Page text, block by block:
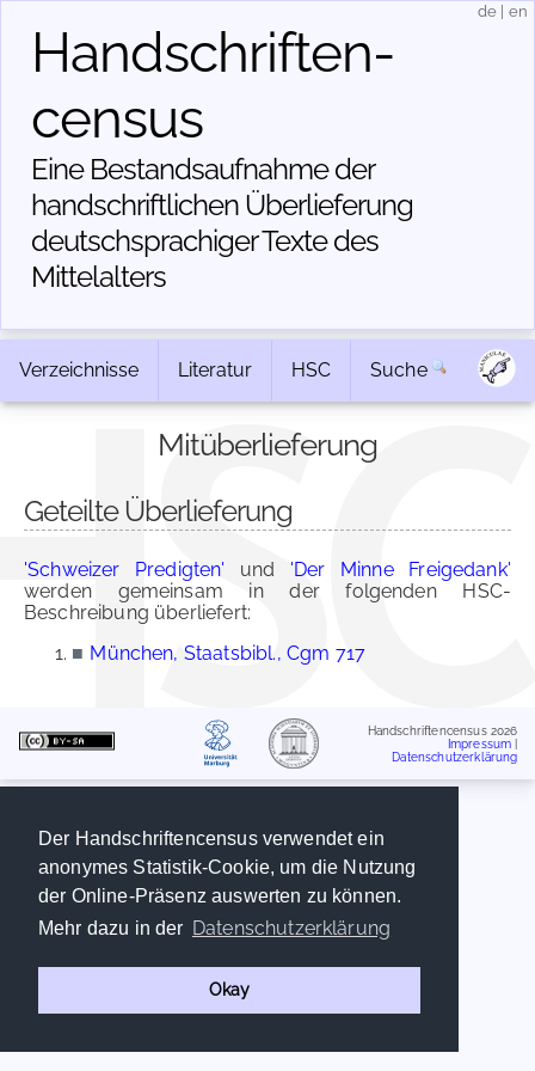
Der Handschriftencensus verwendet ein
anonymes Statistik-Cookie, um die Nutzung
der Online-Präsenz auswerten zu können.
Mehr dazu in der Datenschutzerklärung
Okay
Handschriften­
census
Eine Bestandsaufnahme der
handschriftlichen Über­lieferung
deutschsprachiger Texte des
Mittelalters
de en
Verzeichnisse Literatur HSC Suche
Mitüberlieferung
Geteilte Überlieferung
'Schweizer Predigten' und 'Der Minne Freigedank'
werden gemeinsam in der folgenden HSC-
Beschreibung überliefert:
■ München, Staatsbibl., Cgm 717
Handschriftencensus 2026
Impressum
Datenschutzerklärung